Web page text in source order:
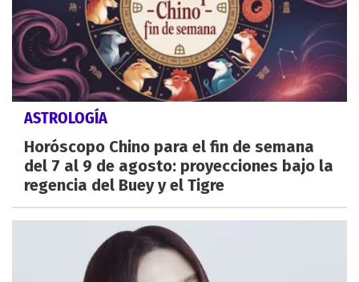
ASTROLOGÍA
Horóscopo Chino para el fin de semana
del 7 al 9 de agosto: proyecciones bajo la
regencia del Buey y el Tigre